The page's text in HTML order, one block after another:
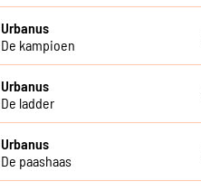
Urbanus
De kampioen
Urbanus
De ladder
Urbanus
De paashaas